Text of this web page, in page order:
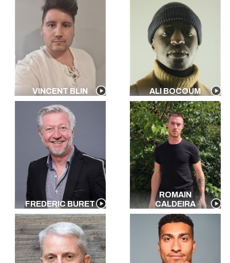
VINCENT BLIN ALI BOCOUM
FREDERIC BURET
ROMAIN
CALDEIRA